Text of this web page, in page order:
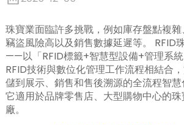
+86
珠寶業面臨許多挑戰，例如庫存盤點複
竊盜風險高以及銷售數據延遲等。 RFID
——以「RFID標籤+智慧型設備+管理系
RFID技術與數位化管理工作流程相結合
儲到展示、銷售和售後溯源的全流程智慧
它適用於品牌零售店、大型購物中心的
廠。